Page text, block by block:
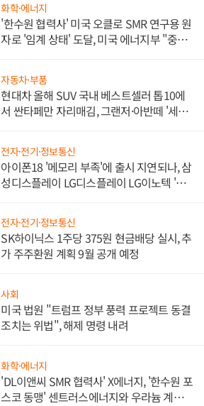
화학·에너지
'한수원 협력사' 미국 오클로 SMR 연구용 원
자로 '임계 상태' 도달, 미국 에너지부 "중요
자동차·부품
현대차 올해 SUV 국내 베스트셀러 톱10에
서 싼타페만 자리매김, 그랜저·아반떼 '세단
전자·전기·정보통신
아이폰18 '메모리 부족'에 출시 지연되나, 삼
성디스플레이 LG디스플레이 LG이노텍 '탈
전자·전기·정보통신
SK하이닉스 1주당 375원 현금배당 실시, 추
가 주주환원 계획 9월 공개 예정
사회
미국 법원 "트럼프 정부 풍력 프로젝트 동결
조치는 위법", 해제 명령 내려
화학·에너지
'DL이앤씨 SMR 협력사' X에너지, '한수원 포
스코 동맹' 센트러스에너지와 우라늄 계약